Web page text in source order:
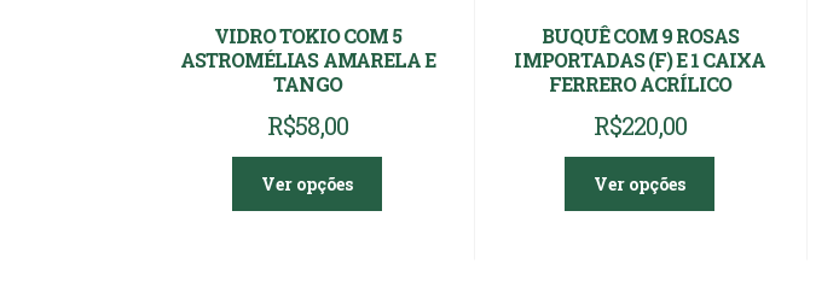
VIDRO TOKIO COM 5
ASTROMÉLIAS AMARELA E
TANGO
R$58,00
Ver opções
BUQUÊ COM 9 ROSAS
IMPORTADAS (F) E 1 CAIXA
FERRERO ACRÍLICO
R$220,00
Ver opções